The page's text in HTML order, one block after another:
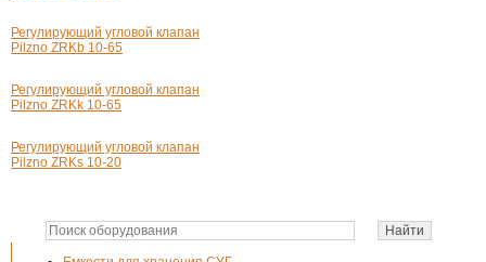
Регулирующий угловой клапан
Pilzno ZRKb 10-65
Регулирующий угловой клапан
Pilzno ZRKk 10-65
Регулирующий угловой клапан
Pilzno ZRKs 10-20